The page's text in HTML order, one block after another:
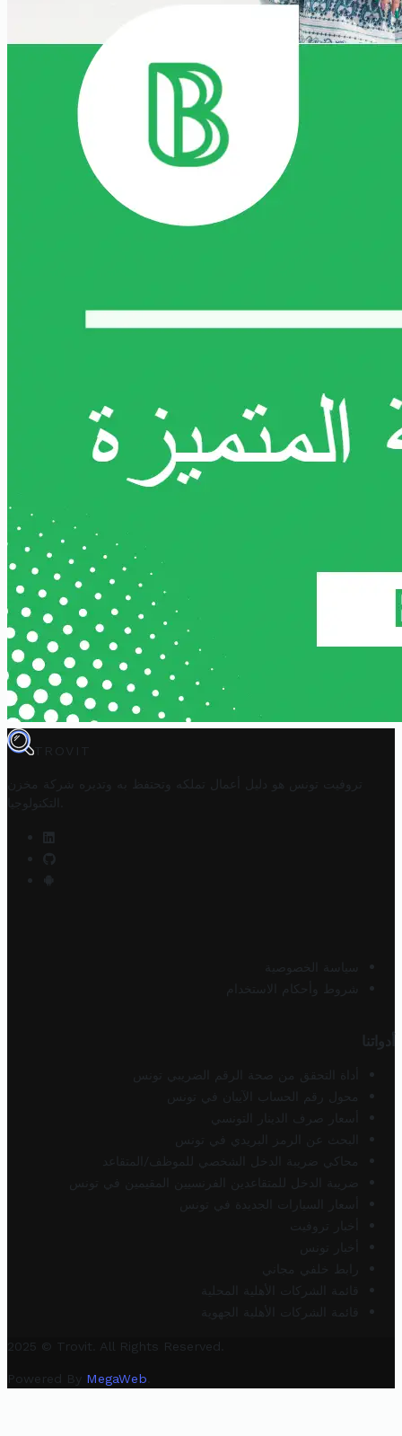
TROVIT
تروفيت تونس هو دليل أعمال تملكه وتحتفظ به وتديره
شركة مخزن
التكنولوجيا
سياسة الخصوصية
شروط وأحكام الاستخدام
أدواتنا
أداة التحقق من صحة الرقم الضريبي تونس
محول رقم الحساب الآيبان في تونس
أسعار صرف الدينار التونسي
البحث عن الرمز البريدي في تونس
محاكي ضريبة الدخل الشخصي للموظف/المتقاعد
ضريبة الدخل للمتقاعدين الفرنسيين المقيمين في تونس
أسعار السيارات الجديدة في تونس
أخبار تروفيت
أخبار تونس
رابط خلفي مجاني
قائمة الشركات الأهلية المحلية
قائمة الشركات الأهلية الجهوية
2025 © Trovit. All Rights Reserved.
Powered By MegaWeb